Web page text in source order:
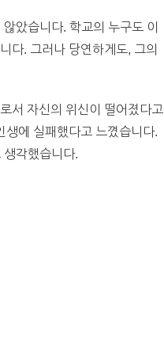
았습니다. 학교의 누구도 이
다. 그러나 당연하게도, 그의
서 자신의 위신이 떨어졌다고
생에 실패했다고 느꼈습니다.
각했습니다.